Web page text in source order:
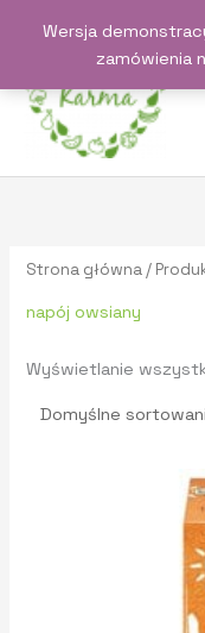
Wersja
zamówienia
Strona główna /
napój owsiany
Wyświetlanie